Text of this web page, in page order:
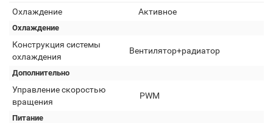
Охлаждение
Активное
Охлаждение
Конструкция системы
охлаждения
Вентилятор+радиатор
Дополнительно
Управление скоростью
вращения
PWM
Питание